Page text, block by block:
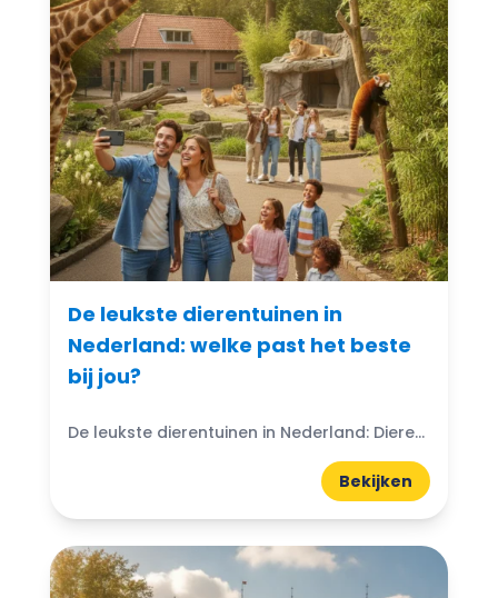
De leukste dierentuinen in
Nederland: welke past het beste
bij jou?
De leukste dierentuinen in Nederland: Dierentuinen in Nederland zijn echte trekpleisters voor jong en oud. Ze bieden niet alleen de kans om exotische dieren van dichtbij te zien, maar ook...
Bekijken